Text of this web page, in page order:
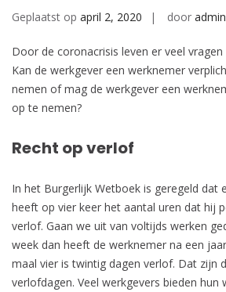
Geplaatst op april 2, 2020 door admin
Door de coronacrisis leven er veel
Kan de werkgever een werknemer
nemen of mag de werkgever een
op te nemen?
Recht op verlof
In het Burgerlijk Wetboek is geregeld dat
heeft op vier keer het aantal uren dat hij
verlof. Gaan we uit van voltijds werken
week dan heeft de werknemer na een
maal vier is twintig dagen verlof. Dat zijn
verlofdagen. Veel werkgevers bieden hun